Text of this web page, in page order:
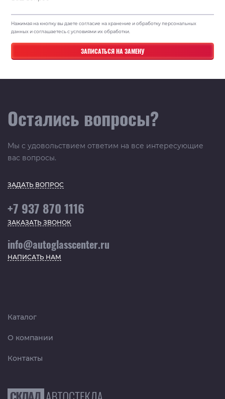
Нажимая на кнопку вы даете согласие на хранение и обработку персональных
данных и соглашаетесь с условиями их обработки.
Остались вопросы?
Мы с удовольствием ответим на все интересующие
вас вопросы.
ЗАДАТЬ ВОПРОС
+7 937 870 1116
ЗАКАЗАТЬ ЗВОНОК
info@autoglasscenter.ru
НАПИСАТЬ НАМ
Каталог
О компании
Контакты